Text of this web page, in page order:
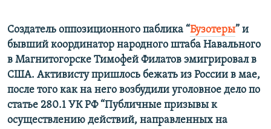
Все сайты РСЕ/РС
Создатель оппозиционного паблика “Бузотеры” и
бывший координатор народного штаба Навального
в Магнитогорске Тимофей Филатов эмигрировал в
США. Активисту пришлось бежать из России в мае,
после того как на него возбудили уголовное дело по
статье 280.1 УК РФ “Публичные призывы к
осуществлению действий, направленных на